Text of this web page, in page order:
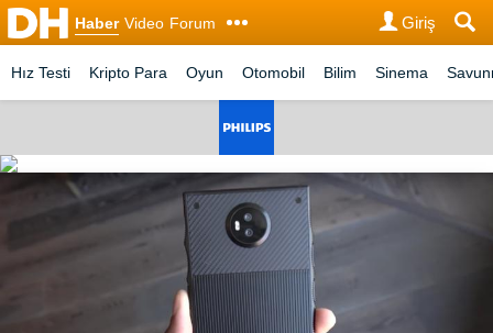
Haber Video Forum Giriş
Hız Testi Kripto Para Oyun Otomobil Bilim Sinema